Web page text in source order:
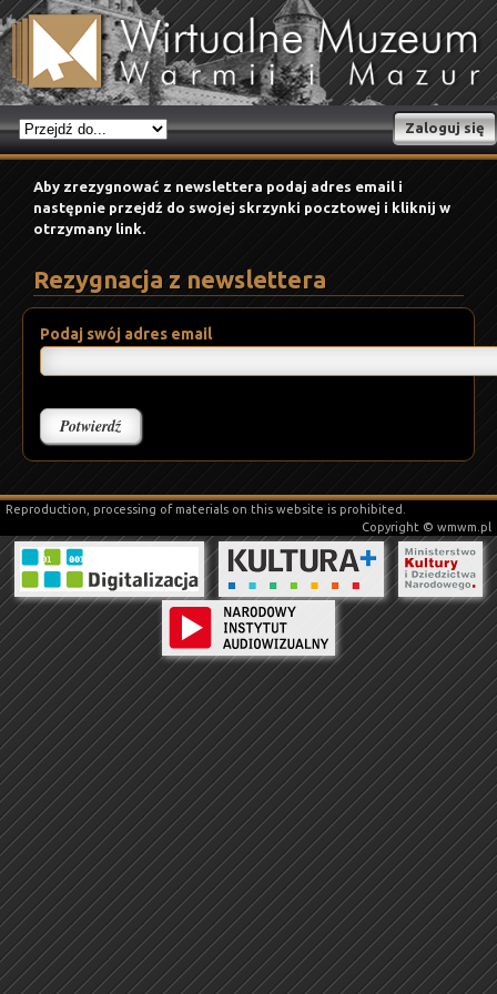
Zaloguj się
Aby zrezygnować z newslettera podaj adres email i
następnie przejdź do swojej skrzynki pocztowej i kliknij w
otrzymany link.
Rezygnacja z newslettera
Podaj swój adres email
Reproduction, processing of materials on this website is prohibited.
Copyright © wmwm.pl